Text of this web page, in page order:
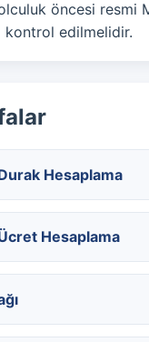
öncesi resmi
kontrol edilmelidir.
Hesaplama
Hesaplama